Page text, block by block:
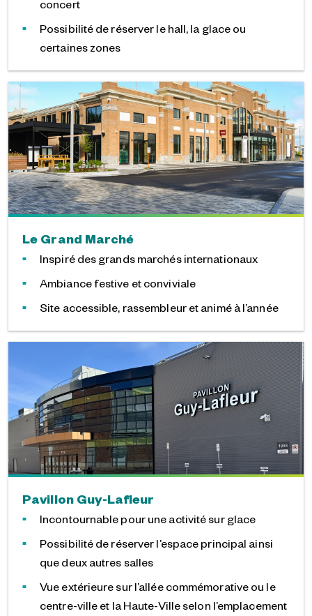
concert
Possibilité de réserver le hall, la glace ou
certaines zones
Le Grand Marché
Inspiré des grands marchés internationaux
Ambiance festive et conviviale
Site accessible, rassembleur et animé à l’année
Pavillon Guy-Lafleur
Incontournable pour une activité sur glace
Possibilité de réserver l’espace principal ainsi
que deux autres salles
Vue extérieure sur l’allée commémorative ou le
centre-ville et la Haute-Ville selon l’emplacement